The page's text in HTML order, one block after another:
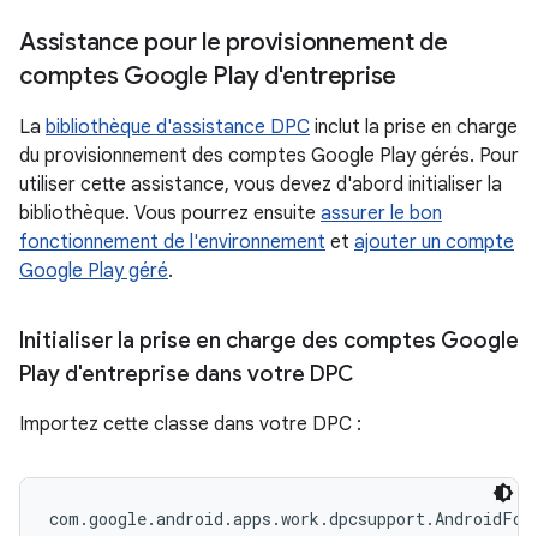
Assistance pour le provisionnement de
comptes Google Play d'entreprise
La bibliothèque d'assistance DPC inclut la prise en charge
du provisionnement des comptes Google Play gérés. Pour
utiliser cette assistance, vous devez d'abord initialiser la
bibliothèque. Vous pourrez ensuite assurer le bon
fonctionnement de l'environnement et ajouter un compte
Google Play géré.
Initialiser la prise en charge des comptes Google
Play d'entreprise dans votre DPC
Importez cette classe dans votre DPC :